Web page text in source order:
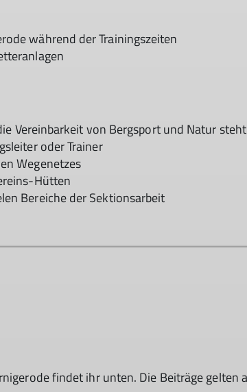
während der Trainingszeiten
Vereinbarkeit von Bergsport und Natur steht
oder Trainer
Wegenetzes
Hütten
Bereiche der Sektionsarbeit
findet ihr unten. Die Beiträge gelten